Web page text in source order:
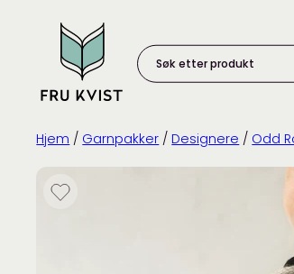
content
etter
produkt:
Hjem / Garnpakker / Designere / Odd